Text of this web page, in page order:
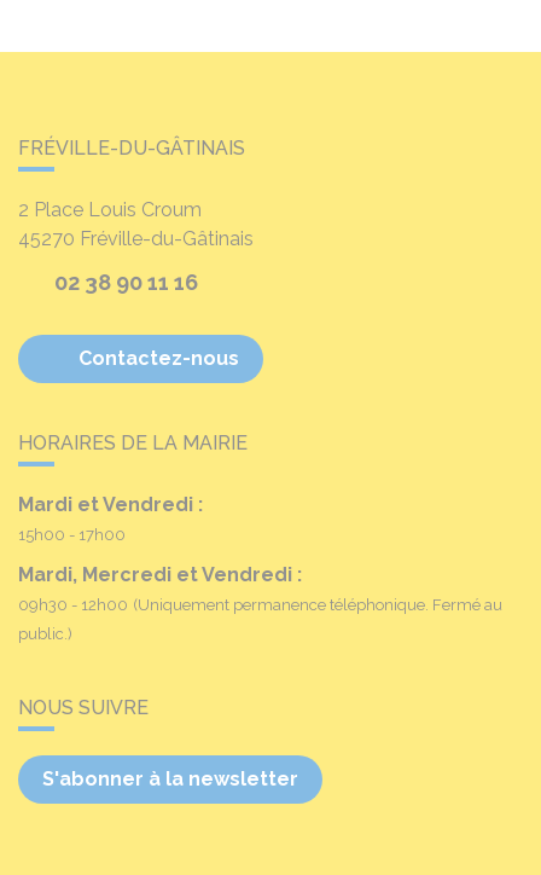
FRÉVILLE-DU-GÂTINAIS
2 Place Louis Croum
45270 Fréville-du-Gâtinais
02 38 90 11 16
Contactez-nous
HORAIRES DE LA MAIRIE
Mardi et Vendredi :
15h00 - 17h00
Mardi, Mercredi et Vendredi :
09h30 - 12h00 (Uniquement permanence téléphonique. Fermé au
public.)
NOUS SUIVRE
S'abonner à la newsletter